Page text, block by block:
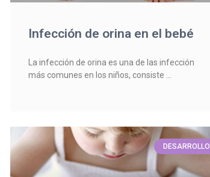
Infección de orina en el bebé
La infección de orina es una de las infección
más comunes en los niños, consiste
DESARROLLO